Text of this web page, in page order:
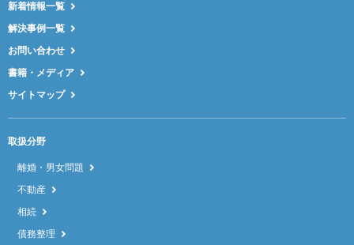
新着情報一覧
解決事例一覧
お問い合わせ
書籍・メディア
サイトマップ
取扱分野
離婚・男女問題
不動産
相続
債務整理